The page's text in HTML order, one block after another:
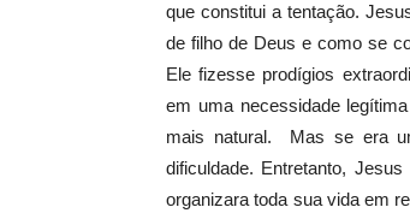
que constitui a tentação.
de filho de Deus e como se
Ele fizesse prodígios
em uma necessidade
mais natural. Mas se era
dificuldade. Entretanto,
organizara toda sua vida em